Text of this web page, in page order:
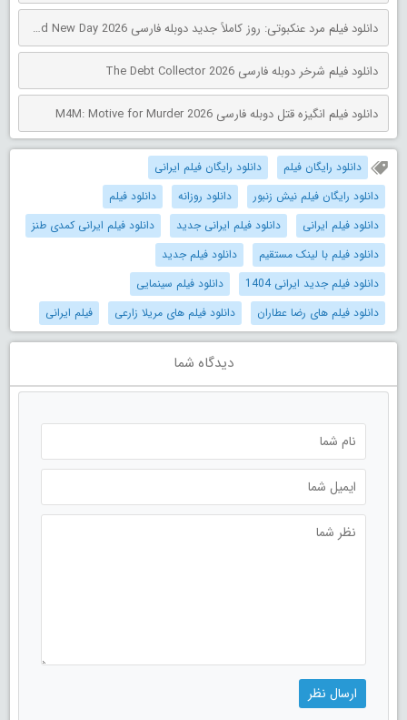
دانلود فیلم مرد عنکبوتی: روز کاملاً جدید دوبله فارسی Spider-Man: Brand New Day 2026
دانلود فیلم شرخر دوبله فارسی The Debt Collector 2026
دانلود فیلم انگیزه قتل دوبله فارسی M4M: Motive for Murder 2026
دانلود رایگان فیلم
دانلود رایگان فیلم ایرانی
دانلود رایگان فیلم نیش زنبور
دانلود روزانه
دانلود فیلم
دانلود فیلم ایرانی
دانلود فیلم ایرانی جدید
دانلود فیلم ایرانی کمدی طنز
دانلود فیلم با لینک مستقیم
دانلود فیلم جدید
دانلود فیلم جدید ایرانی 1404
دانلود فیلم سینمایی
دانلود فیلم های رضا عطاران
دانلود فیلم های مریلا زارعی فیلم ایرانی
دیدگاه شما